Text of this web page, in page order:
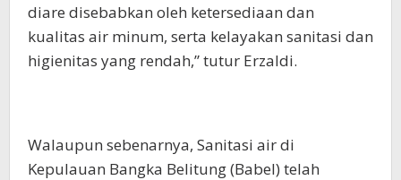
diare disebabkan oleh ketersediaan dan
kualitas air minum, serta kelayakan sanitasi dan
higienitas yang rendah,” tutur Erzaldi.
Walaupun sebenarnya, Sanitasi air di
Kepulauan Bangka Belitung (Babel) telah